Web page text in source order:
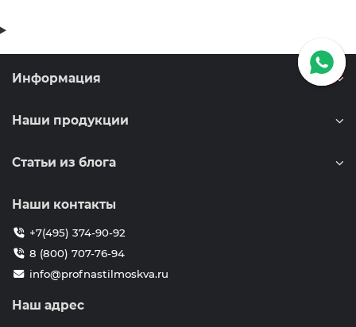
Информация
Наши продукции
Статьи из блога
Наши контакты
+7(495) 374-90-92
8 (800) 707-76-94
info@profnastilmoskva.ru
Наш адрес